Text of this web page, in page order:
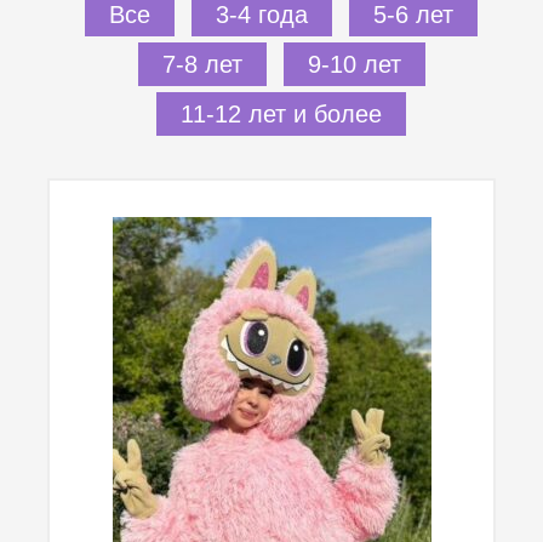
Все 3-4 года
5-6 лет
7-8 лет
9-10 лет
11-12 лет и более